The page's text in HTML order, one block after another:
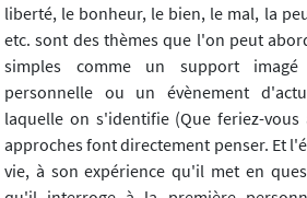
liberté, le bonheur, le bien, le mal, la
etc. sont des thèmes que l'on peut
simples comme un support
personnelle ou un évènement
laquelle on s'identifie (Que feriez-vous
approches font directement penser. Et
vie, à son expérience qu'il met en